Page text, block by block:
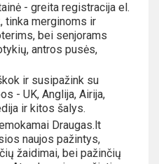
- greita registracija el.
tinka merginoms ir
bei senjorams
antros pusės,
ir susipažink su
- UK, Anglija, Airija,
ir kitos šalys.
Draugas.lt
naujos pažintys,
žaidimai, bei pažinčių